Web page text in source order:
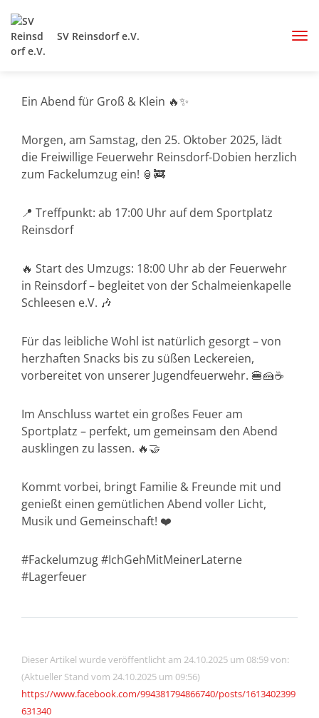
SV Reinsdorf e.V.
Ein Abend für Groß & Klein 🔥✨
Morgen, am Samstag, den 25. Oktober 2025, lädt
die Freiwillige Feuerwehr Reinsdorf-Dobien herzlich
zum Fackelumzug ein! 🏮🚒
📍 Treffpunkt: ab 17:00 Uhr auf dem Sportplatz
Reinsdorf
🔥 Start des Umzugs: 18:00 Uhr ab der Feuerwehr
in Reinsdorf – begleitet von der Schalmeienkapelle
Schleesen e.V. 🎶
Für das leibliche Wohl ist natürlich gesorgt – von
herzhaften Snacks bis zu süßen Leckereien,
vorbereitet von unserer Jugendfeuerwehr. 🍔🍰☕
Im Anschluss wartet ein großes Feuer am
Sportplatz – perfekt, um gemeinsam den Abend
ausklingen zu lassen. 🔥🤝
Kommt vorbei, bringt Familie & Freunde mit und
genießt einen gemütlichen Abend voller Licht,
Musik und Gemeinschaft! ❤️
#Fackelumzug #IchGehMitMeinerLaterne
#Lagerfeuer
Dieser Artikel wurde veröffentlicht am 24.10.2025 um 08:59 von:
(Aktueller Stand vom 24.10.2025 um 09:56)
https://www.facebook.com/994381794866740/posts/1613402399
631340